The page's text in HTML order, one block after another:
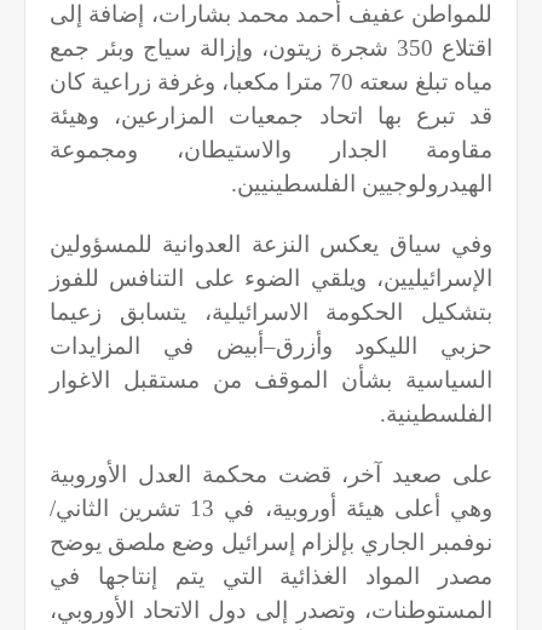
للمواطن عفيف أحمد محمد بشارات، إضافة إلى
اقتلاع 350 شجرة زيتون، وإزالة سياج وبئر جمع
مياه تبلغ سعته 70 مترا مكعبا، وغرفة زراعية كان
قد تبرع بها اتحاد جمعيات المزارعين، وهيئة
مقاومة الجدار والاستيطان، ومجموعة
الهيدرولوجيين الفلسطينيين.
وفي سياق يعكس النزعة العدوانية للمسؤولين
الإسرائيليين، ويلقي الضوء على التنافس للفوز
بتشكيل الحكومة الاسرائيلية، يتسابق زعيما
حزبي الليكود وأزرق–أبيض في المزايدات
السياسية بشأن الموقف من مستقبل الاغوار
الفلسطينية.
على صعيد آخر، قضت محكمة العدل الأوروبية
وهي أعلى هيئة أوروبية، في 13 تشرين الثاني/
نوفمبر الجاري بإلزام إسرائيل وضع ملصق يوضح
مصدر المواد الغذائية التي يتم إنتاجها في
المستوطنات، وتصدر إلى دول الاتحاد الأوروبي،